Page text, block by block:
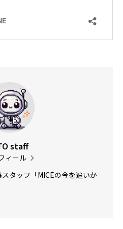
staff
ィール
タッフ「MICEの今を追いか